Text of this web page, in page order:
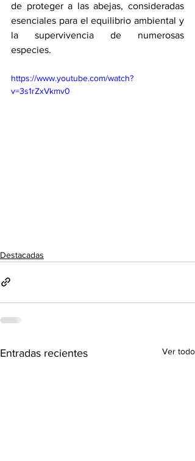
de proteger a las abejas, consideradas
esenciales para el equilibrio ambiental y
la supervivencia de numerosas
especies.
https://www.youtube.com/watch?
v=3s1rZxVkmv0
Destacadas
Entradas recientes Ver todo